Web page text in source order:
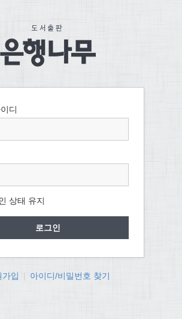
디
상태 유지
가입 아이디/비밀번호 찾기